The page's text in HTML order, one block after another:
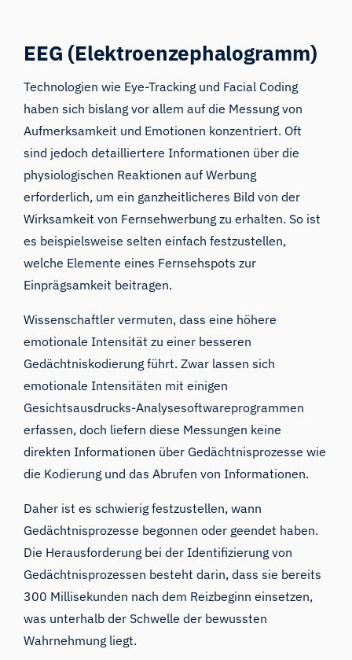
EEG (Elektroenzephalogramm)
Technologien wie Eye-Tracking und Facial Coding
haben sich bislang vor allem auf die Messung von
Aufmerksamkeit und Emotionen konzentriert. Oft
sind jedoch detailliertere Informationen über die
physiologischen Reaktionen auf Werbung
erforderlich, um ein ganzheitlicheres Bild von der
Wirksamkeit von Fernsehwerbung zu erhalten. So ist
es beispielsweise selten einfach festzustellen,
welche Elemente eines Fernsehspots zur
Einprägsamkeit beitragen.
Wissenschaftler vermuten, dass eine höhere
emotionale Intensität zu einer besseren
Gedächtniskodierung führt. Zwar lassen sich
emotionale Intensitäten mit einigen
Gesichtsausdrucks-Analysesoftwareprogrammen
erfassen, doch liefern diese Messungen keine
direkten Informationen über Gedächtnisprozesse wie
die Kodierung und das Abrufen von Informationen.
Daher ist es schwierig festzustellen, wann
Gedächtnisprozesse begonnen oder geendet haben.
Die Herausforderung bei der Identifizierung von
Gedächtnisprozessen besteht darin, dass sie bereits
300 Millisekunden nach dem Reizbeginn einsetzen,
was unterhalb der Schwelle der bewussten
Wahrnehmung liegt.